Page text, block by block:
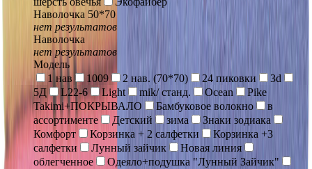
Наволочка 50*70
нет результатов
Наволочка
нет результатов
Модель
1 нав
1009 2 нав. (70*70) 24 пиковки
3d
5Д
L22-6 Light mik/ станд. Ocean
Pike
Takimi+ПОКРЫВАЛО
Бамбуковое волокно
в
ассортименте
Детский зима
Знаки зодиака
Комфорт
Корзинка + 2 салфетки
Корзинка +3
салфетки
Лунный зайчик
Новая линия
облегченное
Одеяло+подушка "Лунный Зайчик"